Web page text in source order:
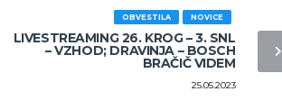
NOVICE
OBVESTILA
LIVESTREAMING 26. KROG – 3. SNL
– VZHOD; DRAVINJA – BOSCH
BRAČIČ VIDEM
25.05.2023